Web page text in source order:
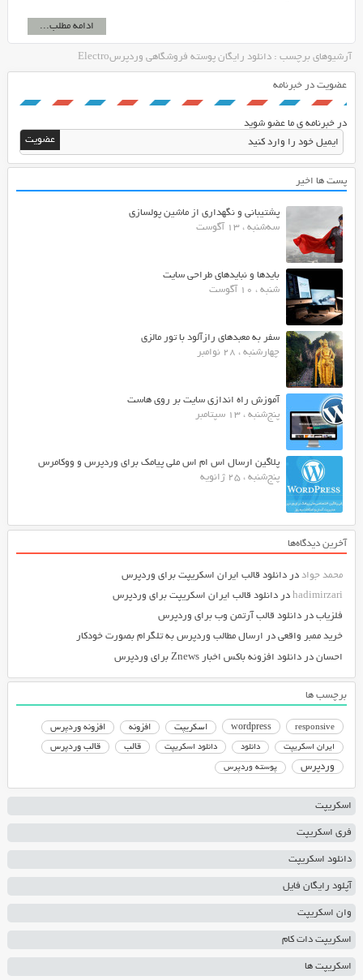
ادامه مطلب...
آرشیوهای برچسب : دانلود رایگان پوسته فروشگاهی وردپرسElectro
عضویت در خبرنامه
در خبرنامه ی ما عضو شوید
پست ها اخیر
پشتیبانی و نگهداری از ماشین پولسازی
سه‌شنبه ، 13 آگوست
بایدها و نبایدهای طراحی سایت
شنبه ، 10 آگوست
سفر به معبدهای رازآلود با تور مالزی
چهارشنبه ، 28 نوامبر
آموزش راه اندازی سایت بر روی هاست
پنج‌شنبه ، 13 سپتامبر
پلاگین ارسال اس ام اس ملی پیامک برای وردپرس و ووکامرس
پنج‌شنبه ، 25 ژانویه
آخرین دیدگاه‌ها
محمد جواددر دانلود قالب ایران اسکریپت برای وردپرس
hadimirzariدر دانلود قالب ایران اسکریپت برای وردپرس
فلزیابدر دانلود قالب آرتمن وب برای وردپرس
خرید ممبر واقعیدر ارسال مطالب وردپرس به تلگرام بصورت خودکار
احساندر دانلود افزونه باکس اخبار Znews برای وردپرس
برچسب ها
responsive
wordpress اسکریپت افزونه افزونه وردپرس
ایران اسکریپت دانلود دانلود اسکریپت قالب قالب وردپرس
وردپرس پوسته وردپرس
اسکریپت
فری اسکریپت
دانلود اسکریپت
آپلود رایگان فایل
وان اسکریپت
اسکریپت دات کام
اسکریپت ها